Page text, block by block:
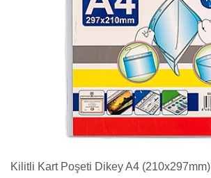
Kilitli Kart Poşeti Dikey A4 (210x297mm)